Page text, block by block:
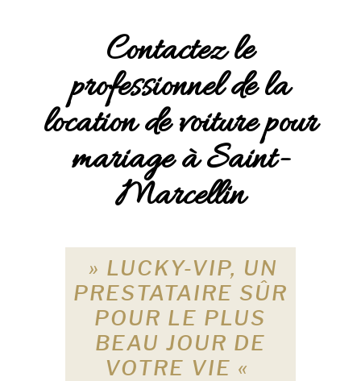
Contactez le
professionnel de la
location de voiture pour
mariage à Saint-
Marcellin
» LUCKY-VIP, UN
PRESTATAIRE SÛR
POUR LE PLUS
BEAU JOUR DE
VOTRE VIE «